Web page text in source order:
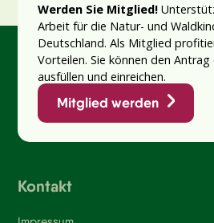
Werden Sie Mitglied!
Arbeit für die Natur- und
Deutschland. Als Mitglied
Vorteilen. Sie können den
ausfüllen und einreichen.
Mitglied werden
Kontakt